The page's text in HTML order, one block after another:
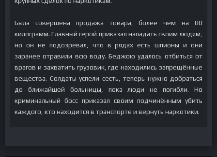
Была совершена продажа товара, более чем на 80
килограмм. Главный герой приказал нападать своим людям,
но он не подозревал, что в рядах есть шпионы и они
заранее отравили всю воду. Беджою удалось отбиться от
врагов и захватить грузовик, где находились запрещённые
вещества. Солдаты успели сесть, теперь нужно добраться
до ближайшей больницы, пока люди не погибли. Но
криминальный босс приказал своим подчинённым убить
каждого, кто находится в транспорте и вернуть наркотики.